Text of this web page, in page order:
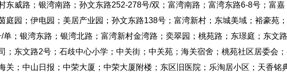
东威路；银湾南路；孙文东路252-278号/双；富湾南路；富湾东路6-8号；富嘉
庭园；伊电园；美居产业园；孙文东路138号；富湾新村；东城美域；裕豪苑
；银湾东路；银湾北路；富湾新村金湾路；奕翠园；桃苑路；东璟庭；东文
；东文路2号；石歧中心小学；中关街；中关苑；海关宿舍；桃苑社区居委会
关；中山日报；中荣大厦；中荣大厦附楼；东区旧医院；乐淘居小区；天香铭